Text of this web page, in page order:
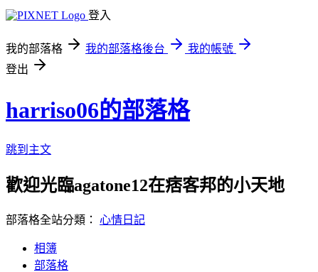
登入
我的部落格 我的部落格後台
我的帳號
登出
harriso06的部落格
跳到主文
歡迎光臨agatone12在痞客邦的小天地
部落格全站分類： 心情日記
相簿
部落格